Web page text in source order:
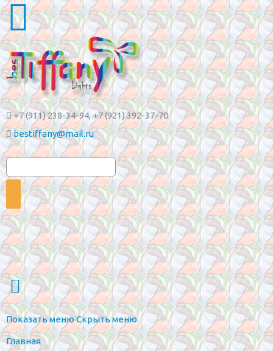
+7 (911) 238-34-94, +7 (921) 392-37-70
bestiffany@mail.ru
Показать менюСкрыть меню
Главная